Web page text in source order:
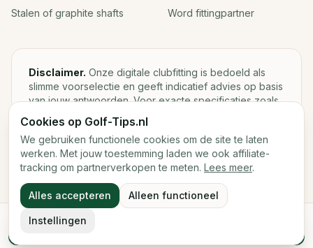
Stalen of graphite shafts
Word fittingpartner
Disclaimer. Onze digitale clubfitting is bedoeld als
slimme voorselectie en geeft indicatief advies op basis
van jouw antwoorden. Voor exacte specificaties zoals
loft, lie, shaftgewicht en swingweight blijft een fysieke
fitting met launch monitor de beste keuze.
2026Golf-Tips.nl — Het slimste golfadviesplatform van
Nederland.
Cookies op Golf-Tips.nl
We gebruiken functionele cookies om de site te laten
werken. Met jouw toestemming laden we ook affiliate-
tracking om partnerverkopen te meten. Lees meer.
Alles accepteren Alleen functioneel
Instellingen